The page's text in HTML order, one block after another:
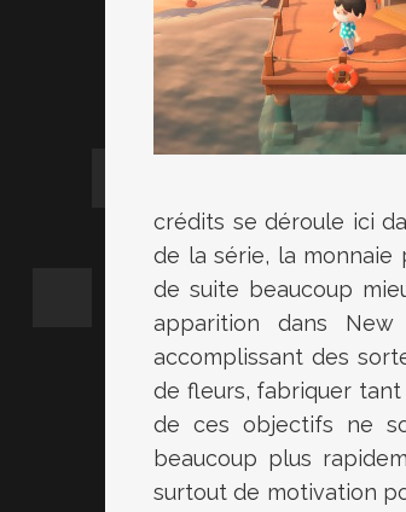
crédits se déroule ici
de la série, la
de suite beaucoup
apparition dans
accomplissant des
de fleurs, fabriquer
de ces objectifs ne
beaucoup plus
surtout de motivation